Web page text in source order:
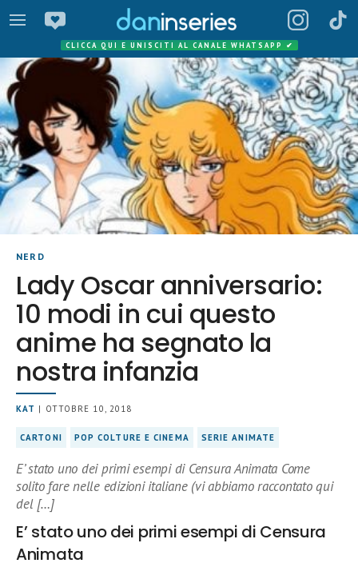
CLICCA QUI E UNISCITI AL CANALE WHATSAPP ✔
NERD
Lady Oscar anniversario:
10 modi in cui questo
anime ha segnato la
nostra infanzia
KAT | OTTOBRE 10, 2018
CARTONI POP COLTURE E CINEMA SERIE ANIMATE
E’ stato uno dei primi esempi di Censura Animata Come
solito fare nelle edizioni italiane (vi abbiamo raccontato qui
del […]
E’ stato uno dei primi esempi di Censura
Animata